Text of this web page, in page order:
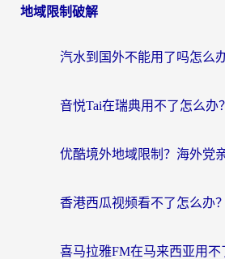
地域限制破解